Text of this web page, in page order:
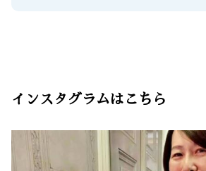
インスタグラムはこちら